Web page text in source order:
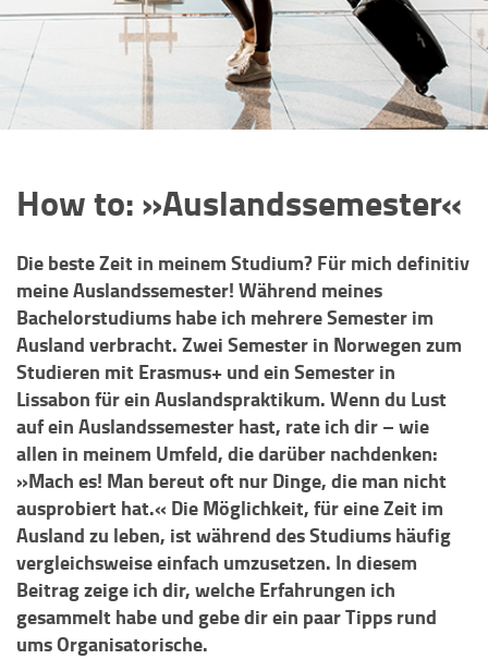
How to: »Auslandssemester«
Die beste Zeit in meinem Studium? Für mich definitiv
meine Auslandssemester! Während meines
Bachelorstudiums habe ich mehrere Semester im
Ausland verbracht. Zwei Semester in Norwegen zum
Studieren mit Erasmus+ und ein Semester in
Lissabon für ein Auslandspraktikum. Wenn du Lust
auf ein Auslandssemester hast, rate ich dir – wie
allen in meinem Umfeld, die darüber nachdenken:
»Mach es! Man bereut oft nur Dinge, die man nicht
ausprobiert hat.« Die Möglichkeit, für eine Zeit im
Ausland zu leben, ist während des Studiums häufig
vergleichsweise einfach umzusetzen. In diesem
Beitrag zeige ich dir, welche Erfahrungen ich
gesammelt habe und gebe dir ein paar Tipps rund
ums Organisatorische.